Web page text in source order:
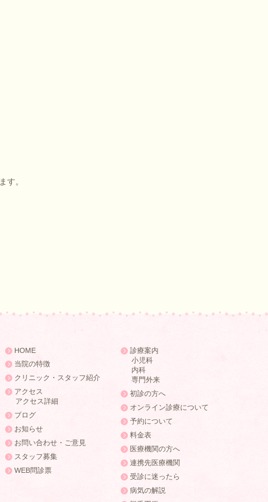
す。
HOME
当院の特徴
クリニック・スタッフ紹介
アクセス
アクセス詳細
ブログ
お知らせ
お問い合わせ・ご意見
スタッフ募集
WEB問診票
診療案内
小児科
内科
専門外来
初診の方へ
オンライン診療について
予約について
料金表
医療機関の方へ
連携先医療機関
受診に迷ったら
病気の解説